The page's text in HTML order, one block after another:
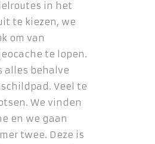
in het
te kiezen, we
om van
te lopen.
alles behalve
Veel te
We vinden
en we gaan
twee. Deze is